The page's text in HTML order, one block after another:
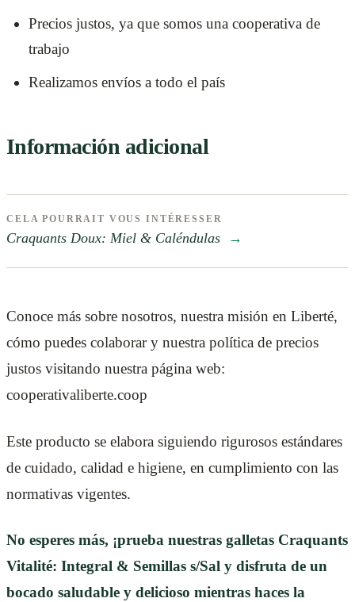
Precios justos, ya que somos una cooperativa de
trabajo
Realizamos envíos a todo el país
Información adicional
CELA POURRAIT VOUS INTÉRESSER
Craquants Doux: Miel & Caléndulas →
Conoce más sobre nosotros, nuestra misión en Liberté,
cómo puedes colaborar y nuestra política de precios
justos visitando nuestra página web:
cooperativaliberte.coop
Este producto se elabora siguiendo rigurosos estándares
de cuidado, calidad e higiene, en cumplimiento con las
normativas vigentes.
No esperes más, ¡prueba nuestras galletas Craquants
Vitalité: Integral & Semillas s/Sal y disfruta de un
bocado saludable y delicioso mientras haces la